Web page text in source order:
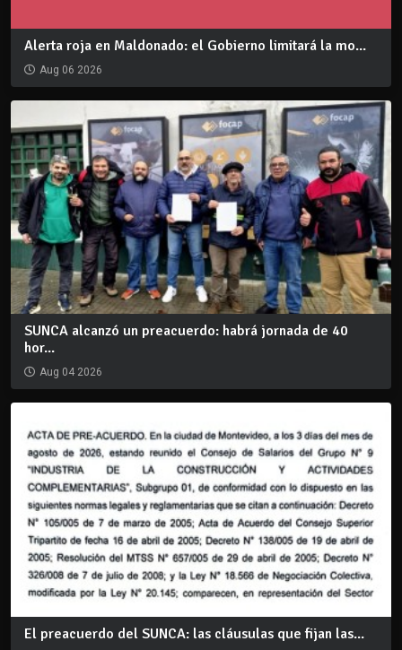
Alerta roja en Maldonado: el Gobierno limitará la mo...
Aug 06 2026
SUNCA alcanzó un preacuerdo: habrá jornada de 40
hor...
Aug 04 2026
El preacuerdo del SUNCA: las cláusulas que fijan las...